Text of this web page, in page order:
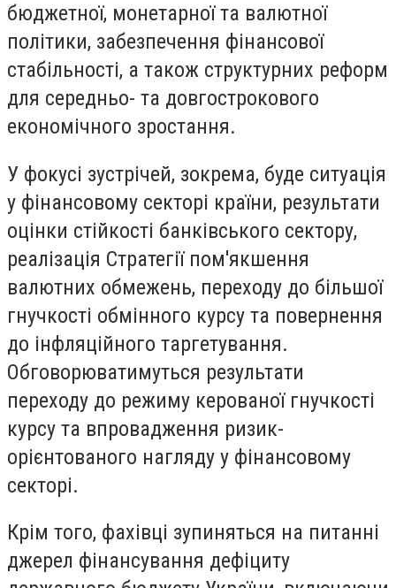
бюджетної, монетарної та валютної
політики, забезпечення фінансової
стабільності, а також структурних реформ
для середньо- та довгострокового
економічного зростання.
У фокусі зустрічей, зокрема, буде ситуація
у фінансовому секторі країни, результати
оцінки стійкості банківського сектору,
реалізація Стратегії пом'якшення
валютних обмежень, переходу до більшої
гнучкості обмінного курсу та повернення
до інфляційного таргетування.
Обговорюватимуться результати
переходу до режиму керованої гнучкості
курсу та впровадження ризик-
орієнтованого нагляду у фінансовому
секторі.
Крім того, фахівці зупиняться на питанні
джерел фінансування дефіциту